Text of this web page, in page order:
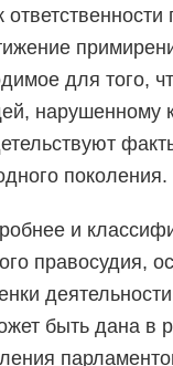
для того,
нарушенному
поколения.
и
правосудия,
быть дана в